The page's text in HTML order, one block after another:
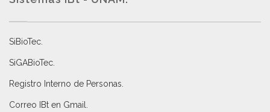
SiBioTec
SiGABioTec.
Registro Interno de Personas
Correo IBt en Gmail